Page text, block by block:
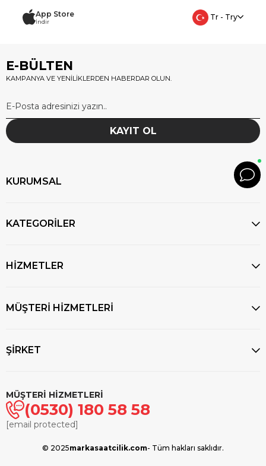
App Store
İndir
Tr - Try
E-BÜLTEN
KAMPANYA VE YENİLİKLERDEN HABERDAR OLUN.
KAYIT OL
KURUMSAL
KATEGORİLER
HİZMETLER
MÜŞTERİ HİZMETLERİ
ŞİRKET
MÜŞTERİ HİZMETLERİ
(0530) 180 58 58
[email protected]
© 2025markasaatcilik.com- Tüm hakları saklıdır.